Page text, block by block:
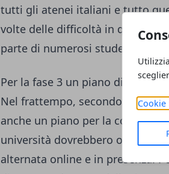
Cookie
tutti gli atenei italiani e tutto
volte delle difficoltà in questo
parte di numerosi studenti
Per la fase 3 un piano di
Nel frattempo, secondo le
anche un piano per la
università dovrebbero offrire le
alternata online e in presenza.